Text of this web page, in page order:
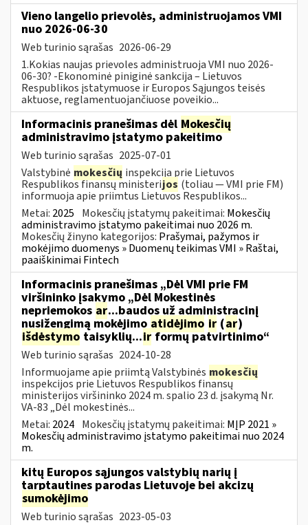
Vieno langelio prievolės, administruojamos VMI
nuo 2026-06-30
Web turinio sąrašas 2026-06-29
1.Kokias naujas prievoles administruoja VMI nuo 2026-
06-30? -Ekonominė piniginė sankcija – Lietuvos
Respublikos įstatymuose ir Europos Sąjungos teisės
aktuose, reglamentuojančiuose poveikio...
Informacinis pranešimas dėl Mokesčių
administravimo įstatymo pakeitimo
Web turinio sąrašas 2025-07-01
Valstybinė mokesčių inspekcija prie Lietuvos
Respublikos finansų ministerijos (toliau — VMI prie FM)
informuoja apie priimtus Lietuvos Respublikos...
Metai: 2025 Mokesčių įstatymų pakeitimai: Mokesčių
administravimo įstatymo pakeitimai nuo 2026 m.
Mokesčių žinyno kategorijos: Prašymai, pažymos ir
mokėjimo duomenys » Duomenų teikimas VMI » Raštai,
paaiškinimai Fintech
Informacinis pranešimas „Dėl VMI prie FM
viršininko įsakymo „Dėl Mokestinės
nepriemokos ar...baudos už administracinį
nusižengimą mokėjimo atidėjimo ir (ar)
išdėstymo taisyklių...irformų patvirtinimo“
Web turinio sąrašas 2024-10-28
Informuojame apie priimtą Valstybinės mokesčių
inspekcijos prie Lietuvos Respublikos finansų
ministerijos viršininko 2024 m. spalio 23 d. įsakymą Nr.
VA-83 „Dėl mokestinės...
Metai: 2024 Mokesčių įstatymų pakeitimai: MĮP 2021 »
Mokesčių administravimo įstatymo pakeitimai nuo 2024
m.
kitų Europos sąjungos valstybių narių į
tarptautines parodas Lietuvoje bei akcizų
sumokėjimo
Web turinio sąrašas 2023-05-03